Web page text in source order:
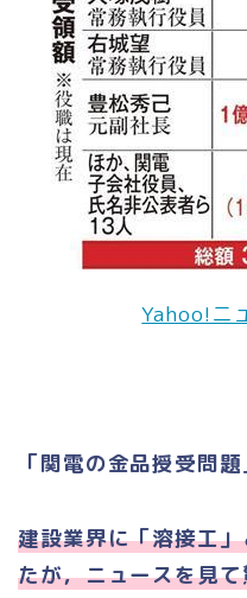
Yahoo!ニ
「関電の金品授受問題
建設業界に「溶接工
たが，ニュースを見